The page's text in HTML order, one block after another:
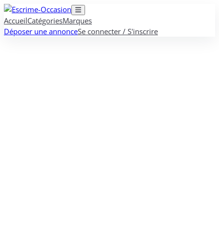
AccueilCatégoriesMarques
Déposer une annonceSe connecter / S'inscrire